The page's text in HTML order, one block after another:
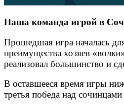
Наша команда игрой в
Прошедшая игра началась
преимущества хозяев
реализовал большинство и
В оставшееся время игры
третья победа над